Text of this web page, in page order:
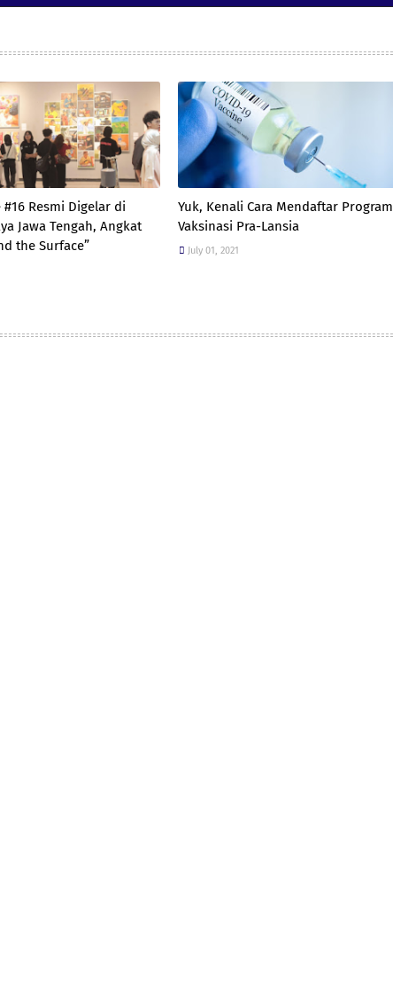
#16 Resmi Digelar di
Jawa Tengah, Angkat
the Surface”
Yuk, Kenali Cara Mendaftar Program
Vaksinasi Pra-Lansia
July 01, 2021